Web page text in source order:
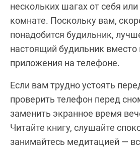
нескольких шагах от себя или
комнате. Поскольку вам,
понадобится будильник,
настоящий будильник вместо
приложения на телефоне.
Если вам трудно устоять
проверить телефон перед
заменить экранное время
Читайте книгу, слушайте
занимайтесь медитацией —